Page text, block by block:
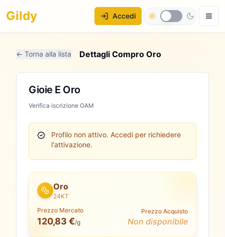
Gildy Accedi
← Torna alla lista Dettagli Compro Oro
Gioie E Oro
Verifica iscrizione OAM
Profilo non attivo. Accedi per richiedere
l'attivazione.
Oro
24KT
Prezzo Mercato
120,83 €/g
Prezzo Acquisto
Non disponibile